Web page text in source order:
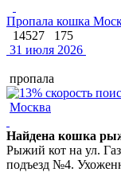
Пропала кошка
14527
175
31 июля 2026
пропала
Москва
Найдена кошка
Рыжий кот на ул.
подъезд №4.